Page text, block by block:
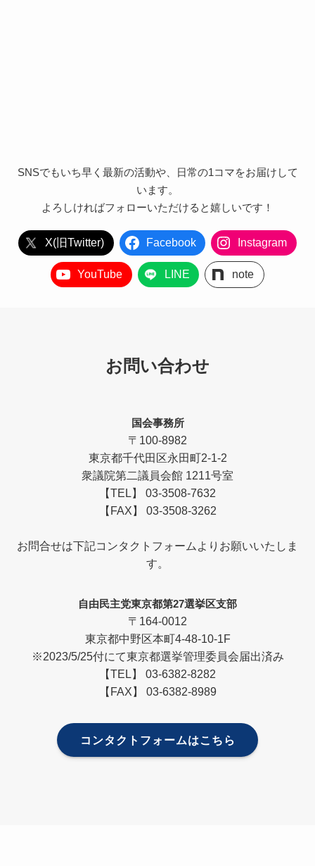
SNSでもいち早く最新の活動や、日常の1コマをお届けして
います。
よろしければフォローいただけると嬉しいです！
X(旧Twitter) Facebook Instagram
YouTube LINE note
お問い合わせ
国会事務所
〒100-8982
東京都千代田区永田町2-1-2
衆議院第二議員会館 1211号室
【TEL】 03-3508-7632
【FAX】 03-3508-3262
お問合せは下記コンタクトフォームよりお願いいたしま
す。
自由民主党東京都第27選挙区支部
〒164-0012
東京都中野区本町4-48-10-1F
※2023/5/25付にて東京都選挙管理委員会届出済み
【TEL】 03-6382-8282
【FAX】 03-6382-8989
コンタクトフォームはこちら